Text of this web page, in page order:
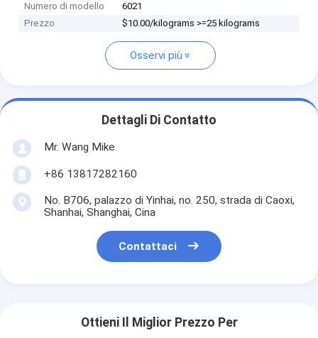
Numero di modello
6021
Prezzo
$10.00/kilograms >=25 kilograms
Osservi più
Dettagli Di Contatto
Mr. Wang Mike
+86 13817282160
No. B706, palazzo di Yinhai, no. 250, strada di Caoxi,
Shanhai, Shanghai, Cina
Contattaci
Ottieni Il Miglior Prezzo Per